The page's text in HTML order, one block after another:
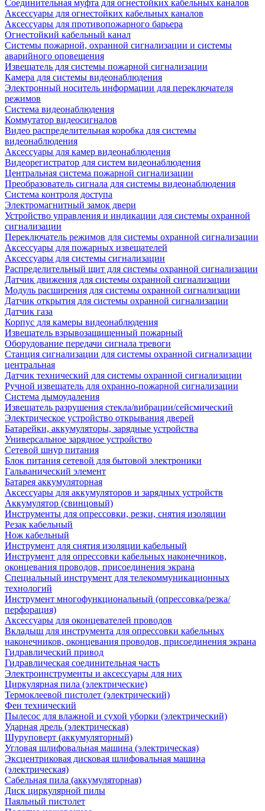
Соединительная муфта для огнестойких кабельных каналов
Аксессуары для огнестойких кабельных каналов
Аксессуары для противопожарного барьера
Огнестойкий кабельный канал
Системы пожарной, охранной сигнализации и системы
аварийного оповещения
Извещатель для системы пожарной сигнализации
Камера для системы видеонаблюдения
Электронный носитель информации для переключателя
режимов
Система видеонаблюдения
Коммутатор видеосигналов
Видео распределительная коробка для системы
видеонаблюдения
Аксессуары для камер видеонаблюдения
Видеорегистратор для систем видеонаблюдения
Центральная система пожарной сигнализации
Преобразователь сигнала для системы видеонаблюдения
Система контроля доступа
Электромагнитный замок двери
Устройство управления и индикации для системы охранной
сигнализации
Переключатель режимов для системы охранной сигнализации
Аксессуары для пожарных извещателей
Аксессуары для системы сигнализации
Распределительный щит для системы охранной сигнализации
Датчик движения для системы охранной сигнализации
Модуль расширения для системы охранной сигнализации
Датчик открытия для системы охранной сигнализации
Датчик газа
Корпус для камеры видеонаблюдения
Извещатель взрывозащищенный пожарный
Оборудование передачи сигнала тревоги
Станция сигнализации для системы охранной сигнализации
центральная
Датчик технический для системы охранной сигнализации
Ручной извещатель для охранно-пожарной сигнализации
Система дымоудаления
Извещатель разрушения стекла/вибрации/сейсмический
Электрическое устройство открывания дверей
Батарейки, аккумуляторы, зарядные устройства
Универсальное зарядное устройство
Сетевой шнур питания
Блок питания сетевой для бытовой электроники
Гальванический элемент
Батарея аккумуляторная
Аксессуары для аккумуляторов и зарядных устройств
Аккумулятор (свинцовый)
Инструменты для опрессовки, резки, снятия изоляции
Резак кабельный
Нож кабельный
Инструмент для снятия изоляции кабельный
Инструмент для опрессовки кабельных наконечников,
оконцевания проводов, присоединения экрана
Специальный инструмент для телекоммуникационных
технологий
Инструмент многофункциональный (опрессовка/резка/
перфорация)
Аксессуары для оконцевателей проводов
Вкладыш для инструмента для опрессовки кабельных
наконечников, оконцевания проводов, присоединения экрана
Гидравлический привод
Гидравлическая соединительная часть
Электроинструменты и аксессуары для них
Циркулярная пила (электрические)
Термоклеевой пистолет (электрический)
Фен технический
Пылесос для влажной и сухой уборки (электрический)
Ударная дрель (электрическая)
Шуруповерт (аккумуляторный)
Угловая шлифовальная машина (электрическая)
Эксцентриковая дисковая шлифовальная машина
(электрическая)
Сабельная пила (аккумуляторная)
Диск циркулярной пилы
Паяльный пистолет